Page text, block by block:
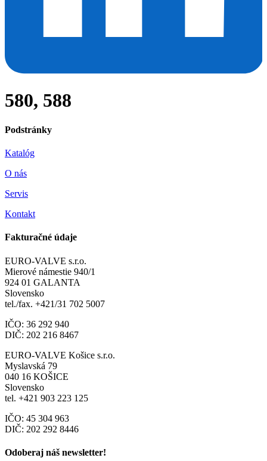
580, 588
Podstránky
Katalóg
O nás
Servis
Kontakt
Fakturačné údaje
EURO-VALVE s.r.o.
Mierové námestie 940/1
924 01 GALANTA
Slovensko
tel./fax. +421/31 702 5007
IČO: 36 292 940
DIČ: 202 216 8467
EURO-VALVE Košice s.r.o.
Myslavská 79
040 16 KOŠICE
Slovensko
tel. +421 903 223 125
IČO: 45 304 963
DIČ: 202 292 8446
Odoberaj náš newsletter!